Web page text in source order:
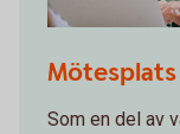
Som en del av